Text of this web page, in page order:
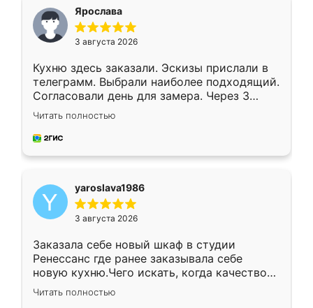
Ярослава
3 августа 2026
Кухню здесь заказали. Эскизы прислали в
телеграмм. Выбрали наиболее подходящий.
Согласовали день для замера. Через 3
недели кухня была уже готова. Остались
довольны работой. Спасибо Ренессанс
мебель за качественную работу!
Читать полностью
yaroslava1986
3 августа 2026
Заказала себе новый шкаф в студии
Ренессанс где ранее заказывала себе
новую кухню.Чего искать, когда качеством
вполне довольна. Служит кухня уже почти
два года, нареканий нет.
Читать полностью